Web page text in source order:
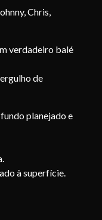
Chris,
verdadeiro balé
de
planejado e
à superfície.